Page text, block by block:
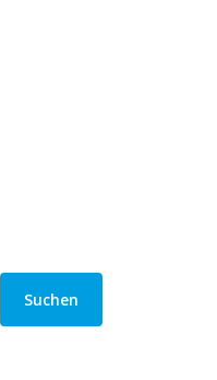
Suchen